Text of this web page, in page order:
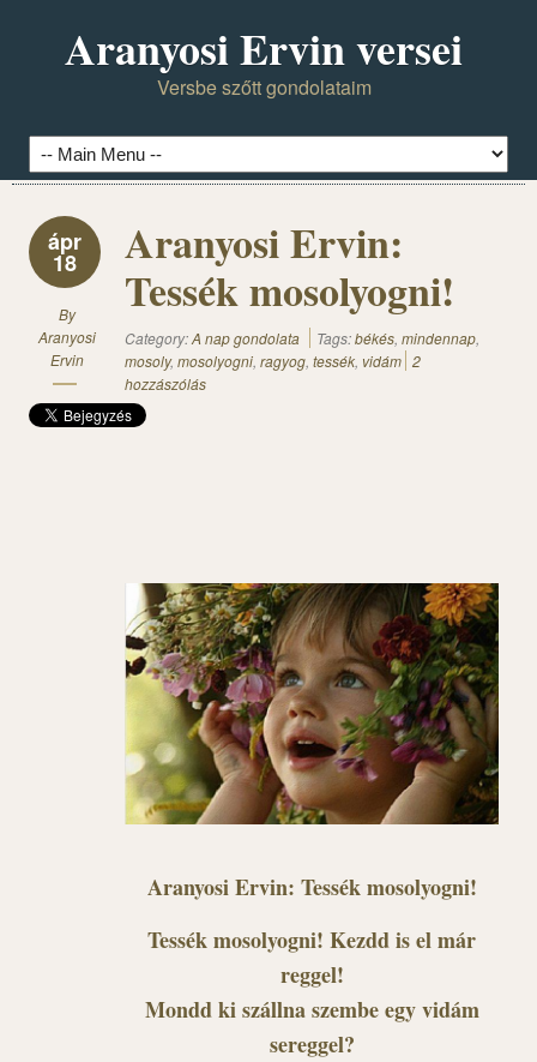
Aranyosi Ervin versei
Versbe szőtt gondolataim
ápr
18
By
Aranyosi
Ervin
Aranyosi Ervin:
Tessék mosolyogni!
Category:A nap gondolata Tags:békés, mindennap,
mosoly, mosolyogni, ragyog, tessék, vidám 2
hozzászólás
Aranyosi Ervin: Tessék mosolyogni!
Tessék mosolyogni! Kezdd is el már
reggel!
Mondd ki szállna szembe egy vidám
sereggel?